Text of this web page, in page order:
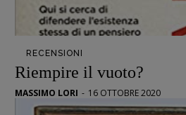
Psichedelia
Scienza
Tornare a Ballard
Valerio Evangelisti
Vampirismi
RECENSIONI
Riempire il vuoto?
MASSIMO LORI - 16 OTTOBRE 2020